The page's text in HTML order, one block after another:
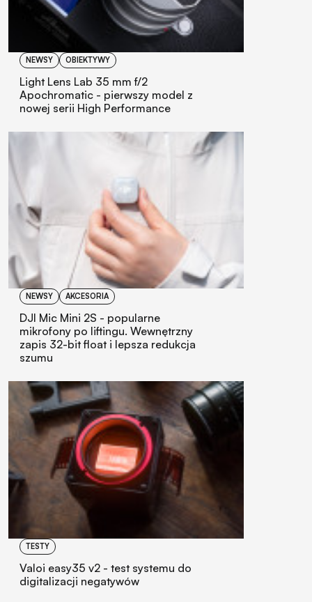
NEWSY OBIEKTYWY
Light Lens Lab 35 mm f/2
Apochromatic - pierwszy model z
nowej serii High Performance
NEWSY AKCESORIA
DJI Mic Mini 2S - popularne
mikrofony po liftingu. Wewnętrzny
zapis 32-bit float i lepsza redukcja
szumu
TESTY
Valoi easy35 v2 - test systemu do
digitalizacji negatywów